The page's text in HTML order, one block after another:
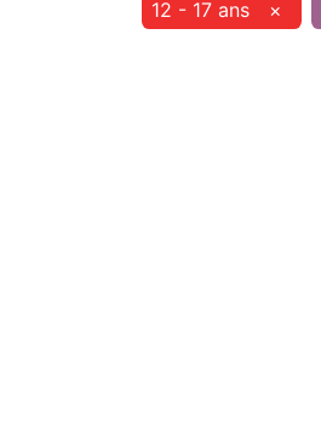
12 - 17 ans ×